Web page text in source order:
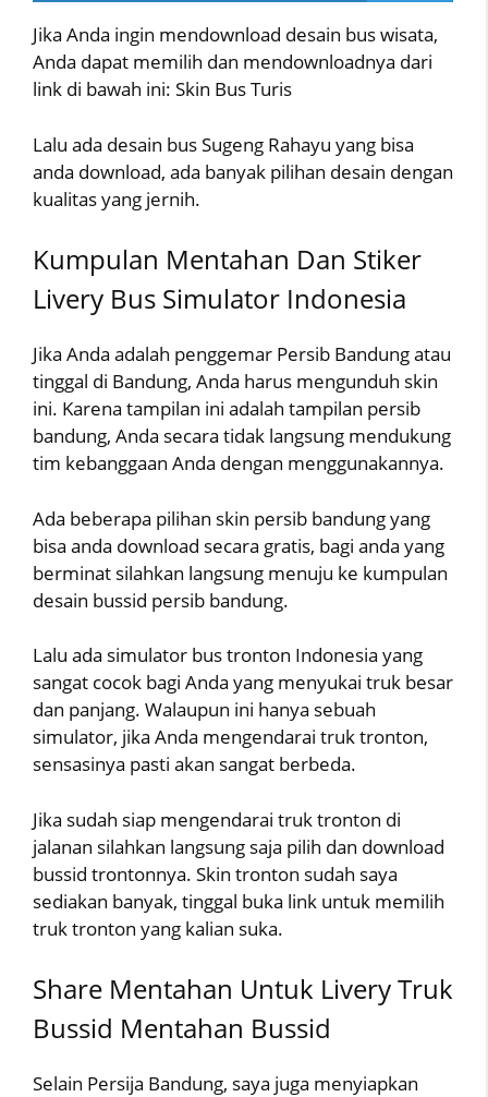
Jika Anda ingin mendownload desain bus wisata,
Anda dapat memilih dan mendownloadnya dari
link di bawah ini: Skin Bus Turis
Lalu ada desain bus Sugeng Rahayu yang bisa
anda download, ada banyak pilihan desain dengan
kualitas yang jernih.
Kumpulan Mentahan Dan Stiker
Livery Bus Simulator Indonesia
Jika Anda adalah penggemar Persib Bandung atau
tinggal di Bandung, Anda harus mengunduh skin
ini. Karena tampilan ini adalah tampilan persib
bandung, Anda secara tidak langsung mendukung
tim kebanggaan Anda dengan menggunakannya.
Ada beberapa pilihan skin persib bandung yang
bisa anda download secara gratis, bagi anda yang
berminat silahkan langsung menuju ke kumpulan
desain bussid persib bandung.
Lalu ada simulator bus tronton Indonesia yang
sangat cocok bagi Anda yang menyukai truk besar
dan panjang. Walaupun ini hanya sebuah
simulator, jika Anda mengendarai truk tronton,
sensasinya pasti akan sangat berbeda.
Jika sudah siap mengendarai truk tronton di
jalanan silahkan langsung saja pilih dan download
bussid trontonnya. Skin tronton sudah saya
sediakan banyak, tinggal buka link untuk memilih
truk tronton yang kalian suka.
Share Mentahan Untuk Livery Truk
Bussid Mentahan Bussid
Selain Persija Bandung, saya juga menyiapkan